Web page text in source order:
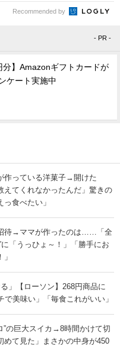
Recommended by
- PR -
分】Amazonギフトカードが
ケート実施中
作っている洋菓子→開けた
てくれなかったんだ」驚きの
食べたい」
待→ママが作ったのは……「全
「うっひょ～！」「勝手にお
」【ローソン】268円商品に
美味い」「毎食これがいい」
”の巨大スイカ→8時間かけて切
て見た」まさかの中身が450